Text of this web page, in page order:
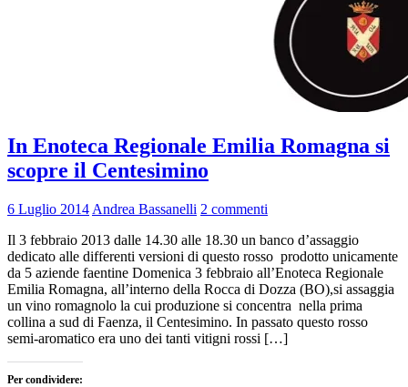
In Enoteca Regionale Emilia Romagna si
scopre il Centesimino
6 Luglio 2014 Andrea Bassanelli 2 commenti
Il 3 febbraio 2013 dalle 14.30 alle 18.30 un banco d’assaggio
dedicato alle differenti versioni di questo rosso prodotto unicamente
da 5 aziende faentine Domenica 3 febbraio all’Enoteca Regionale
Emilia Romagna, all’interno della Rocca di Dozza (BO),si assaggia
un vino romagnolo la cui produzione si concentra nella prima
collina a sud di Faenza, il Centesimino. In passato questo rosso
semi-aromatico era uno dei tanti vitigni rossi […]
Per condividere: